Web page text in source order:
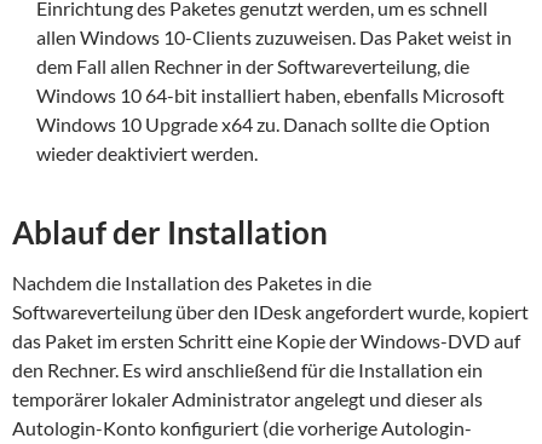
Einrichtung des Paketes genutzt werden, um es schnell
allen Windows 10-Clients zuzuweisen. Das Paket weist in
dem Fall allen Rechner in der Softwareverteilung, die
Windows 10 64-bit installiert haben, ebenfalls Microsoft
Windows 10 Upgrade x64 zu. Danach sollte die Option
wieder deaktiviert werden.
Ablauf der Installation
Nachdem die Installation des Paketes in die
Softwareverteilung über den IDesk angefordert wurde, kopiert
das Paket im ersten Schritt eine Kopie der Windows-DVD auf
den Rechner. Es wird anschließend für die Installation ein
temporärer lokaler Administrator angelegt und dieser als
Autologin-Konto konfiguriert (die vorherige Autologin-